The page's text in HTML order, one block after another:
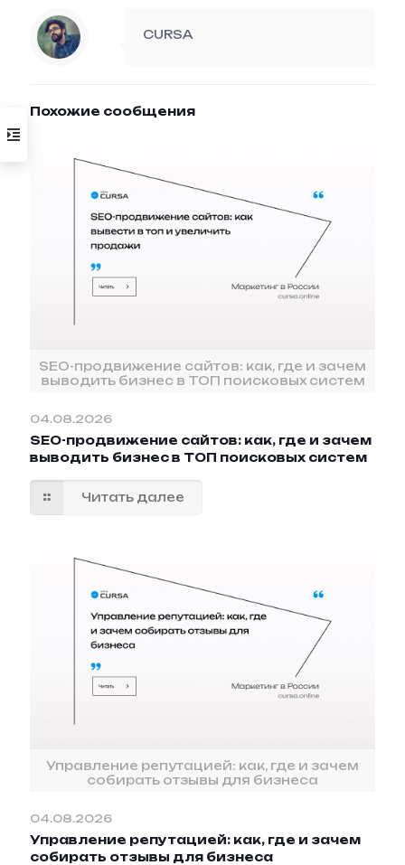
CURSA
Похожие сообщения
SEO-продвижение сайтов: как, где и зачем
выводить бизнес в ТОП поисковых систем
04.08.2026
SEO-продвижение сайтов: как, где и зачем
выводить бизнес в ТОП поисковых систем
Читать далее
Управление репутацией: как, где и зачем
собирать отзывы для бизнеса
04.08.2026
Управление репутацией: как, где и зачем
собирать отзывы для бизнеса